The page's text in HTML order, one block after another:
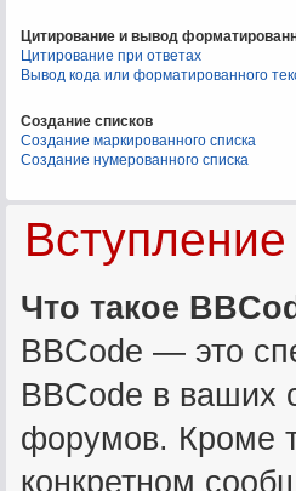
Цитирование и вывод
Цитирование при ответах
Вывод кода или форматированного
Создание списков
Создание маркированного списка
Создание нумерованного списка
Вступление
Что такое
BBCode — это
BBCode в ваших
форумов. Кроме
конкретном